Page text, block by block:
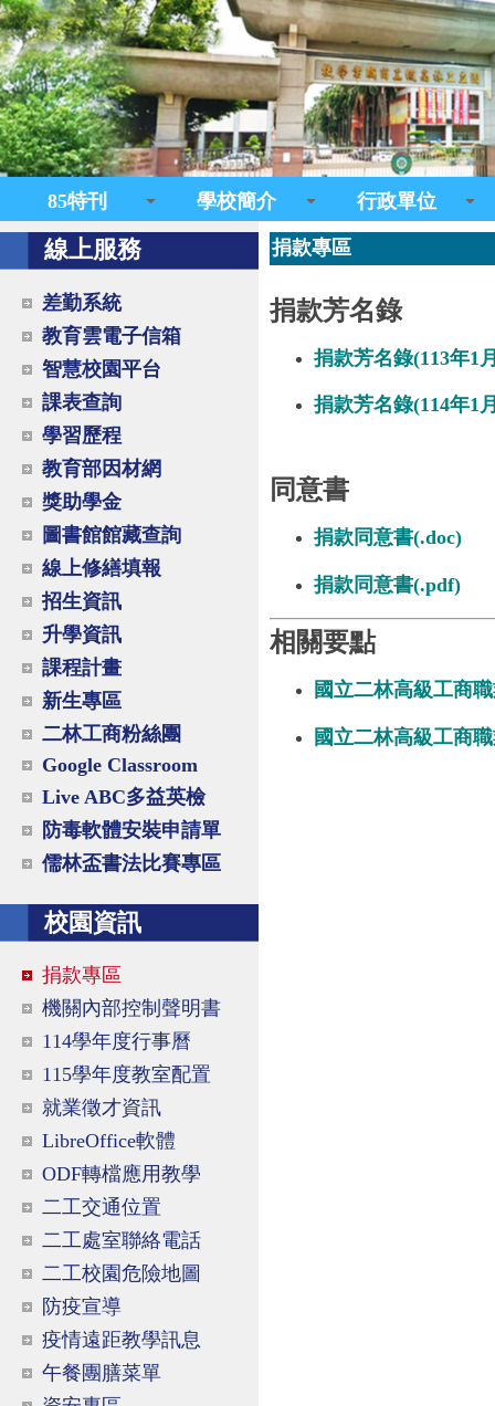
85特刊 學校簡介 行政單位
線上服務
差勤系統
教育雲電子信箱
智慧校園平台
課表查詢
學習歷程
教育部因材網
獎助學金
圖書館館藏查詢
線上修繕填報
招生資訊
升學資訊
課程計畫
新生專區
二林工商粉絲團
Google Classroom
Live ABC多益英檢
防毒軟體安裝申請單
儒林盃書法比賽專區
校園資訊
捐款專區
機關內部控制聲明書
114學年度行事曆
115學年度教室配置
就業徵才資訊
LibreOffice軟體
ODF轉檔應用教學
二工交通位置
二工處室聯絡電話
二工校園危險地圖
防疫宣導
疫情遠距教學訊息
午餐團膳菜單
捐款專區
捐款芳名錄
捐款芳名錄(113年1
捐款芳名錄(114年1
同意書
捐款同意書(.doc)
捐款同意書(.pdf)
相關要點
國立二林高級工商
國立二林高級工商